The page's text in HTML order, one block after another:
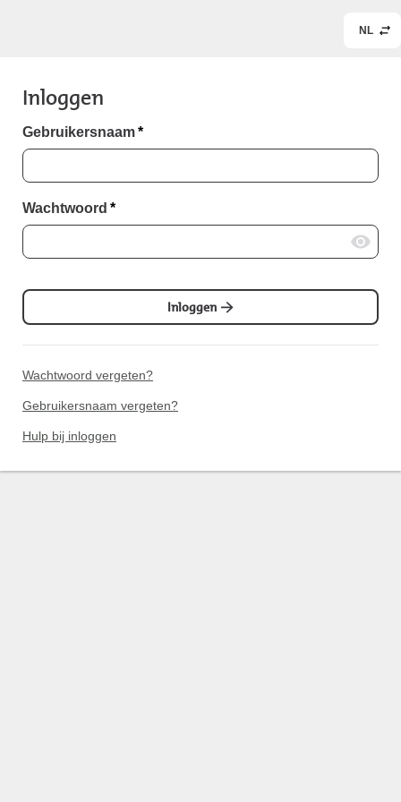
NL
Inloggen
Gebruikersnaam*
Wachtwoord *
Inloggen
Wachtwoord vergeten?
Gebruikersnaam vergeten?
Hulp bij inloggen